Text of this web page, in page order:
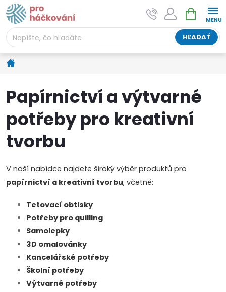
Prejsť
na
obsah
HĽADAŤ
NÁKUPNÝ
KOŠÍK
Domov
Papírnictví a výtvarné
potřeby pro kreativní
tvorbu
V naší nabídce najdete široký výběr produktů pro
papírnictví a kreativní tvorbu, včetně:
Tetovací obtisky
Potřeby pro quilling
Samolepky
3D omalovánky
Kancelářské potřeby
Školní potřeby
Výtvarné potřeby
AI asistent "pani Klubíčková" –
ProHackovani.cz
Jsme e-shop s více než osmiletou tradicí a máme pro
vás připraveno více než 25 tisíc produktů. Vše skladem,
připravené k odeslání.